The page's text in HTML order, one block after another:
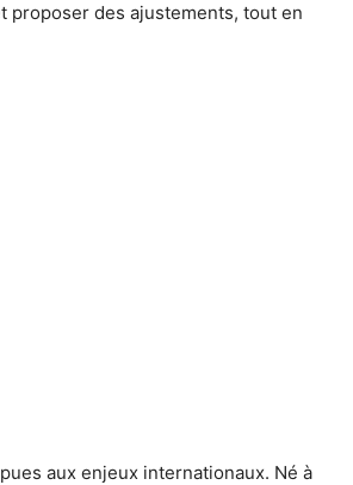
proposer des ajustements, tout en
aux enjeux internationaux. Né à